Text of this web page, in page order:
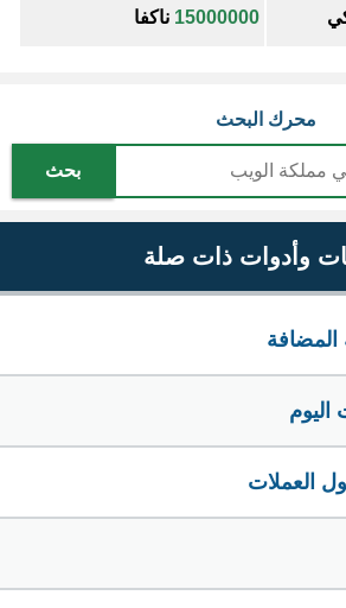
15000000 ناكفا
محرك البحث
بحث
وأدوات ذات صلة
العملات